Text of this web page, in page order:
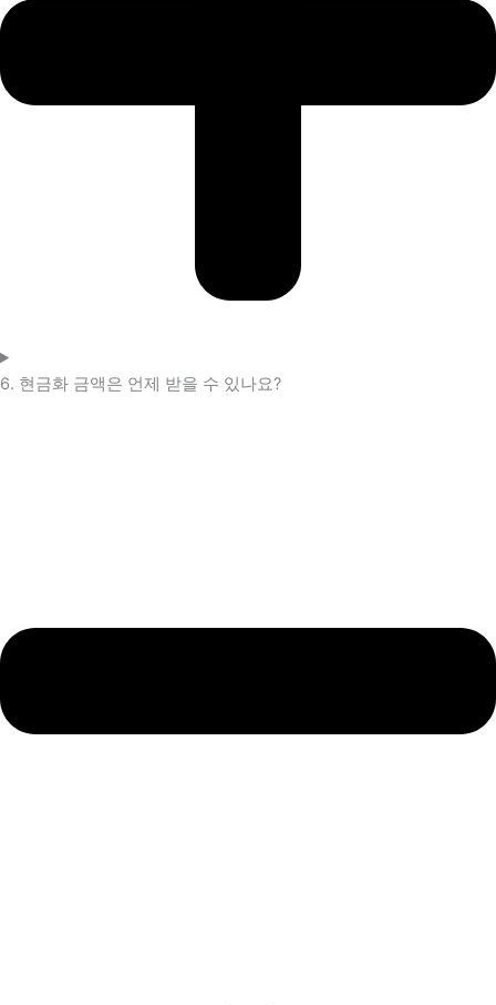
6. 현금화 금액은 언제 받을 수 있나요?